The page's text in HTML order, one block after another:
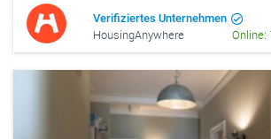
Verifiziertes Unternehmen
HousingAnywhere Online: